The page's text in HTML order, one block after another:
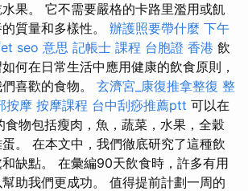
果。 它不需要嚴格的卡路里濫用或飢
質量和多樣性。 辦護照要帶什麼 下午
seo 意思 記帳士 課程 台胞證 香港 飲
何在日常生活中應用健康的飲食原則，
喜歡的食物。 玄濟宮_康復推拿整復 整
按摩 按摩課程 台中刮痧推薦ptt 可以在
物包括瘦肉，魚，蔬菜，水果，全穀
。 在本文中，我們徹底研究了這種飲
缺點。 在彙編90天飲食時，許多有用
助我們更成功。 值得提前計劃一周的